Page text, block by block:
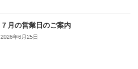
７月の営業日のご案内
2026年6月25日